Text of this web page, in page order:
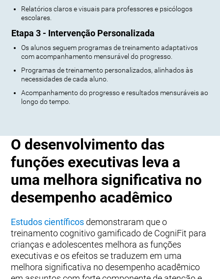
Relatórios claros e visuais para professores e psicólogos
escolares.
Etapa 3 - Intervenção Personalizada
Os alunos seguem programas de treinamento adaptativos
com acompanhamento mensurável do progresso.
Programas de treinamento personalizados, alinhados às
necessidades de cada aluno.
Acompanhamento do progresso e resultados mensuráveis ao
longo do tempo.
O desenvolvimento das
funções executivas leva a
uma melhora significativa no
desempenho acadêmico
Estudos científicos demonstraram que o
treinamento cognitivo gamificado de CogniFit para
crianças e adolescentes melhora as funções
executivas e os efeitos se traduzem em uma
melhora significativa no desempenho acadêmico